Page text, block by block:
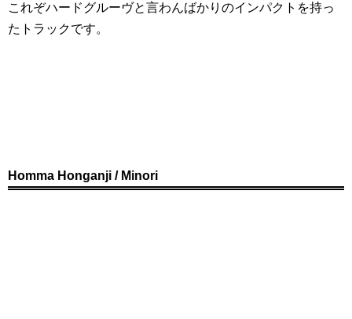
これぞハードグルーヴと言わんばかりのインパクトを持っ
たトラックです。
Homma Honganji / Minori